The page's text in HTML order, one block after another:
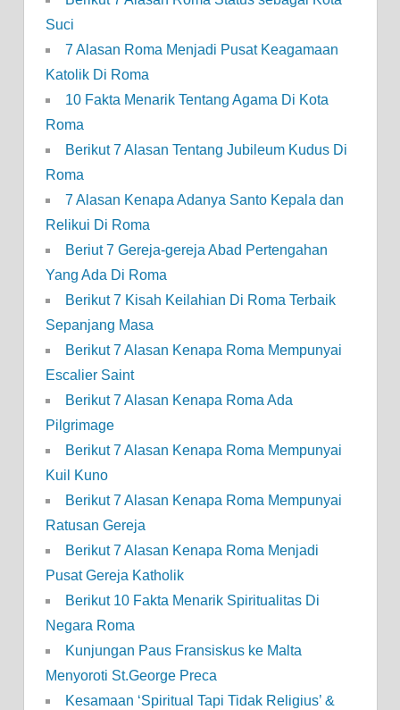
Suci
7 Alasan Roma Menjadi Pusat Keagamaan
Katolik Di Roma
10 Fakta Menarik Tentang Agama Di Kota
Roma
Berikut 7 Alasan Tentang Jubileum Kudus Di
Roma
7 Alasan Kenapa Adanya Santo Kepala dan
Relikui Di Roma
Beriut 7 Gereja-gereja Abad Pertengahan
Yang Ada Di Roma
Berikut 7 Kisah Keilahian Di Roma Terbaik
Sepanjang Masa
Berikut 7 Alasan Kenapa Roma Mempunyai
Escalier Saint
Berikut 7 Alasan Kenapa Roma Ada
Pilgrimage
Berikut 7 Alasan Kenapa Roma Mempunyai
Kuil Kuno
Berikut 7 Alasan Kenapa Roma Mempunyai
Ratusan Gereja
Berikut 7 Alasan Kenapa Roma Menjadi
Pusat Gereja Katholik
Berikut 10 Fakta Menarik Spiritualitas Di
Negara Roma
Kunjungan Paus Fransiskus ke Malta
Menyoroti St.George Preca
Kesamaan ‘Spiritual Tapi Tidak Religius’ &